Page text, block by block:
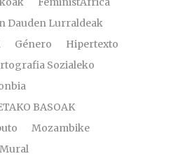
Dauden Lurraldeak
Género
Hipertexto
Sozialeko
BASOAK
Mozambike
Mural